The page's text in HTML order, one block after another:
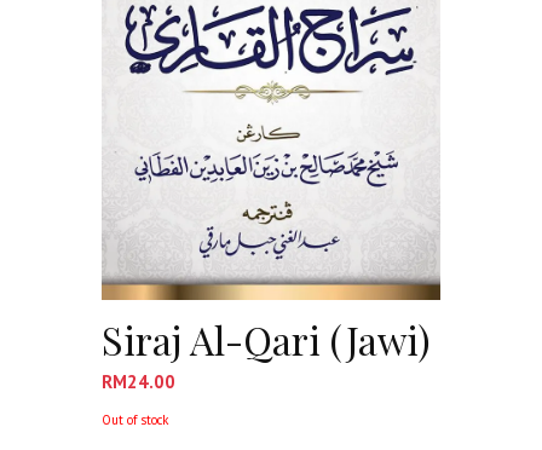
Siraj Al-Qari (Jawi)
RM24.00
Out of stock